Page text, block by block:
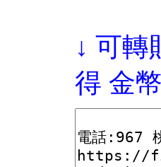
↓ 可轉
得 金幣